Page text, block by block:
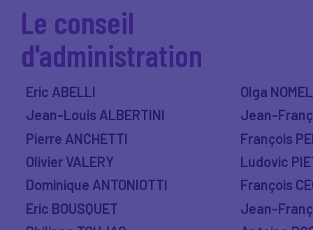
Le conseil
d'administration
Eric ABELLI
Jean-Louis ALBERTINI
Pierre ANCHETTI
Olivier VALERY
Dominique ANTONIOTTI
Eric BOUSQUET
Olga
Jean-
François
Ludovic
François
Jean-